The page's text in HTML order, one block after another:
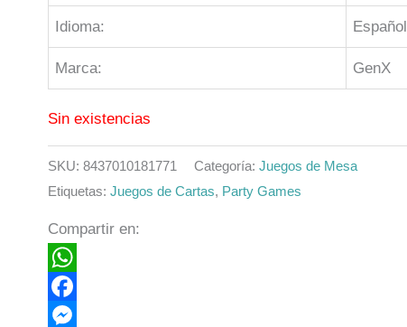
Idioma: Español
Marca: GenX
Sin existencias
SKU: 8437010181771 Categoría: Juegos de Mesa
Etiquetas: Juegos de Cartas, Party Games
Compartir en:
WhatsApp
Facebook